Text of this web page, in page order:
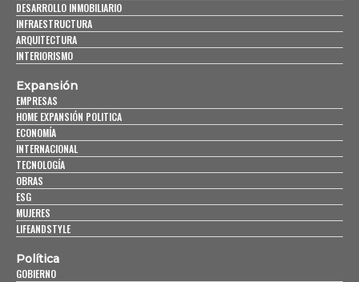
DESARROLLO INMOBILIARIO
INFRAESTRUCTURA
ARQUITECTURA
INTERIORISMO
Expansión
EMPRESAS
HOME EXPANSIÓN POLITICA
ECONOMÍA
INTERNACIONAL
TECNOLOGÍA
OBRAS
ESG
MUJERES
LIFEANDSTYLE
Política
GOBIERNO